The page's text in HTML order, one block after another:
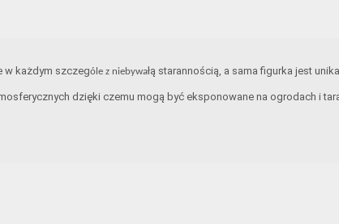
w każdym szczególe z niebywałą starannością, a sama figurka jest
dzięki czemu mogą być eksponowane na ogrodach i